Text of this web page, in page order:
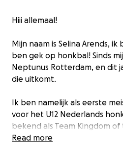
Hiii allemaal!
Mijn naam is Selina Arends, ik
ben gek op honkbal! Sinds
Neptunus Rotterdam, en dit
die uitkomt.
Ik ben namelijk als eerste
voor het U12 Nederlands
bekend als Team Kingdom
Samen met dit team
Read more